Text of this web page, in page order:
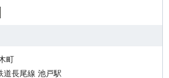
町
道長尾線 池戸駅